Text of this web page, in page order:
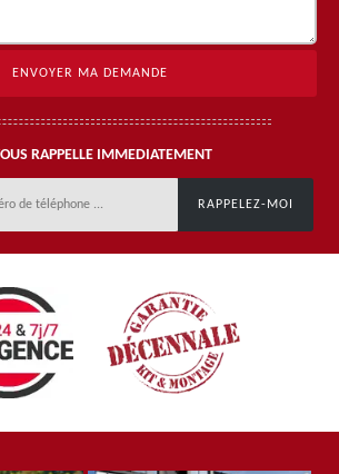
RAPPELLE IMMEDIATEMENT